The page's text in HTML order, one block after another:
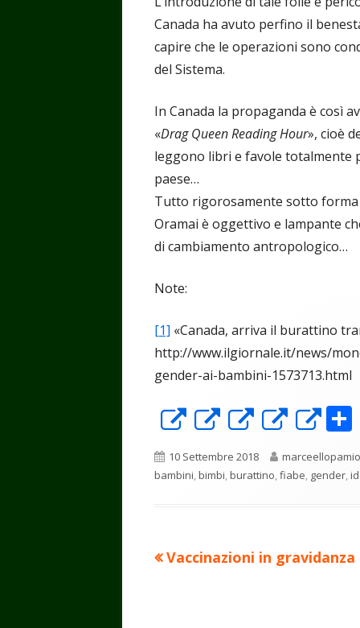
Canada ha avuto perfino il
capire che le operazioni sono
del Sistema.
In Canada la propaganda è così
«Drag Queen Reading Hour», cioè
leggono libri e favole totalmente
paese…
Tutto rigorosamente sotto
Oramai è oggettivo e lampante
di cambiamento antropologico…
Note:
[1] «Canada, arriva il burattino
http://www.ilgiornale.it/news/
gender-ai-bambini-1573713.html
Apre
in
una
Apre
in
una
Apre
in
una
Apre
una
Apre
in o
di
Pubblicato
10 Settembre 2018 Autore
marceellopamio
bambini,bimbi,burattino,fiabe, gender,
Navigazione
Precedente
Vaccinazioni in gravidanza